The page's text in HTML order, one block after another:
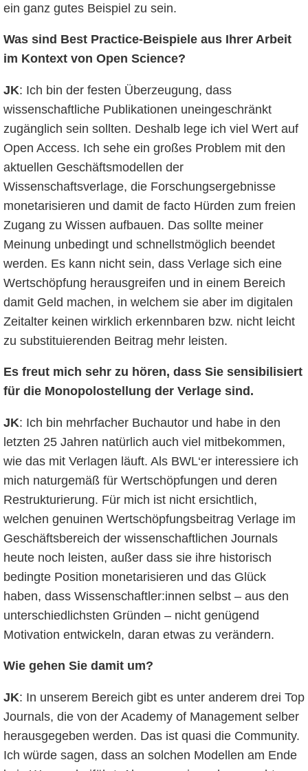
ein ganz gutes Beispiel zu sein.
Was sind Best Practice-Beispiele aus Ihrer Arbeit
im Kontext von Open Science?
JK: Ich bin der festen Überzeugung, dass
wissenschaftliche Publikationen uneingeschränkt
zugänglich sein sollten. Deshalb lege ich viel Wert auf
Open Access. Ich sehe ein großes Problem mit den
aktuellen Geschäftsmodellen der
Wissenschaftsverlage, die Forschungsergebnisse
monetarisieren und damit de facto Hürden zum freien
Zugang zu Wissen aufbauen. Das sollte meiner
Meinung unbedingt und schnellstmöglich beendet
werden. Es kann nicht sein, dass Verlage sich eine
Wertschöpfung herausgreifen und in einem Bereich
damit Geld machen, in welchem sie aber im digitalen
Zeitalter keinen wirklich erkennbaren bzw. nicht leicht
zu substituierenden Beitrag mehr leisten.
Es freut mich sehr zu hören, dass Sie sensibilisiert
für die Monopolostellung der Verlage sind.
JK: Ich bin mehrfacher Buchautor und habe in den
letzten 25 Jahren natürlich auch viel mitbekommen,
wie das mit Verlagen läuft. Als BWL‘er interessiere ich
mich naturgemäß für Wertschöpfungen und deren
Restrukturierung. Für mich ist nicht ersichtlich,
welchen genuinen Wertschöpfungsbeitrag Verlage im
Geschäftsbereich der wissenschaftlichen Journals
heute noch leisten, außer dass sie ihre historisch
bedingte Position monetarisieren und das Glück
haben, dass Wissenschaftler:innen selbst – aus den
unterschiedlichsten Gründen – nicht genügend
Motivation entwickeln, daran etwas zu verändern.
Wie gehen Sie damit um?
JK: In unserem Bereich gibt es unter anderem drei Top
Journals, die von der Academy of Management selber
herausgegeben werden. Das ist quasi die Community.
Ich würde sagen, dass an solchen Modellen am Ende